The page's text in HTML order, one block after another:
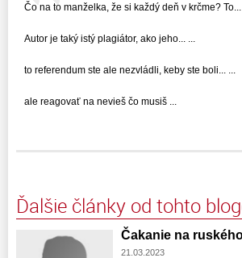
Čo na to manželka, že si každý deň v krčme? To...
Autor je taký istý plagiátor, ako jeho... ...
to referendum ste ale nezvládli, keby ste boli... ...
ale reagovať na nevieš čo musiš ...
Ďalšie články od tohto
Čakanie na
21.03.2023